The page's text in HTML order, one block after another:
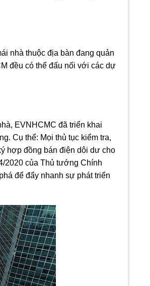
nhà thuộc địa bàn đang quản
đều có thể đấu nối với các dự
EVNHCMC đã triển khai
Cụ thể: Mọi thủ tục kiểm tra,
hợp đồng bán điện dôi dư cho
2020 của Thủ tướng Chính
để đẩy nhanh sự phát triển